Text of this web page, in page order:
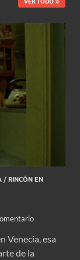
/ RINCÓN EN
Venecia, esa
de la